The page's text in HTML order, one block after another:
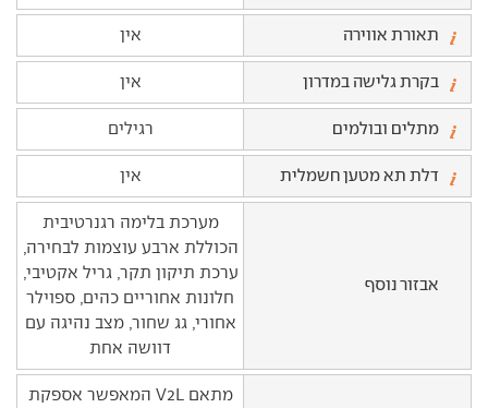
תאורת אווירה אין
בקרת גלישה במדרון אין
מתלים ובולמים רגילים
דלת תא מטען חשמלית אין
אבזור נוסף
מערכת בלימה רגנרטיבית
הכוללת ארבע עוצמות לבחירה,
ערכת תיקון תקר, גריל אקטיבי,
חלונות אחוריים כהים, ספוילר
אחורי, גג שחור, מצב נהיגה עם
דוושה אחת
מתאם V2L המאפשר אספקת